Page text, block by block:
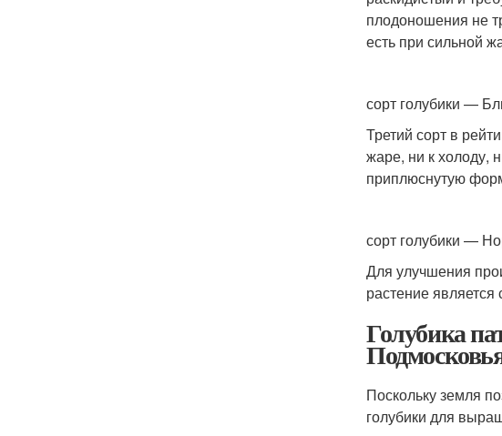
плодоношения не
есть при сильной
сорт голубики —
Третий сорт в
жаре, ни к холоду,
приплюснутую
сорт голубики —
Для улучшения
растение
Голубика
Поскольку земля
голубики для